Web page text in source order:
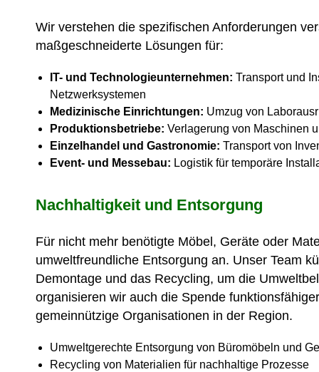
Wir verstehen die spezifischen Anforderungen
maßgeschneiderte Lösungen für:
IT- und Technologieunternehmen: Transport und
Netzwerksystemen
Medizinische Einrichtungen: Umzug von
Produktionsbetriebe: Verlagerung von Maschinen
Einzelhandel und Gastronomie: Transport von
Event- und Messebau: Logistik für temporäre
Nachhaltigkeit und Entsorgung
Für nicht mehr benötigte Möbel, Geräte oder
umweltfreundliche Entsorgung an. Unser Team
Demontage und das Recycling, um die
organisieren wir auch die Spende
gemeinnützige Organisationen in der Region.
Umweltgerechte Entsorgung von Büromöbeln und
Recycling von Materialien für nachhaltige Prozesse